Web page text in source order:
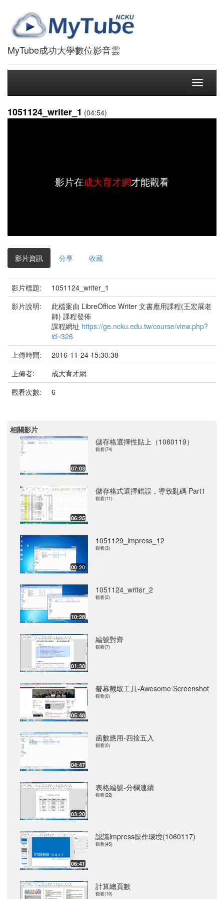
MyTube成功大學數位影音雲
Toggle
1051124_writer_1 (04:54)
影片在成大育才網才能觀看
影片資訊 分享 收藏
影片標題:
1051124_writer_1
影片說明:
此檔案由 LibreOffice Writer 文書應用課程(王宏展老
師) 課程發佈
課程網址 https://ge.ncku.edu.tw/course/view.php?
id=326
上傳時間:
2016-11-24 15:30:38
上傳者:
成大育才網
觀看次數:
6
相關影片
07:03
儲存格選擇性貼上（1060119）
觀看(74)
06:25
儲存格式選擇錯誤，導致亂碼 Part1
觀看(11)
00:20
1051129_impress_12
觀看(3)
10:28
1051124_writer_2
觀看(2)
01:38
編號對齊
觀看(7)
05:48
螢幕截取工具-Awesome Screenshot
觀看(0)
04:47
函數應用-四捨五入
觀看(0)
03:20
表格編號-分欄連續
觀看(22)
06:41
認識impress操作環境(1060117)
觀看(45)
計算總頁數
觀看(10)